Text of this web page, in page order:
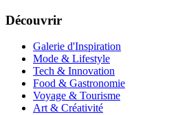
Découvrir
Galerie d'Inspiration
Mode & Lifestyle
Tech & Innovation
Food & Gastronomie
Voyage & Tourisme
Art & Créativité